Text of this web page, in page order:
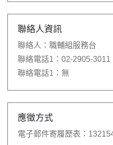
聯絡人資訊
聯絡人： 職輔組服務台
聯絡電話1： 02-2905-3011
聯絡電話1： 無
應徵方式
電子郵件寄履歷表：